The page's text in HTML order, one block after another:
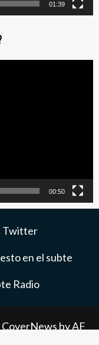
01:39
00:50
Twitter
en el subte
Radio
CoverNews by AF